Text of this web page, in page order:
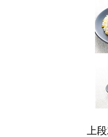
上